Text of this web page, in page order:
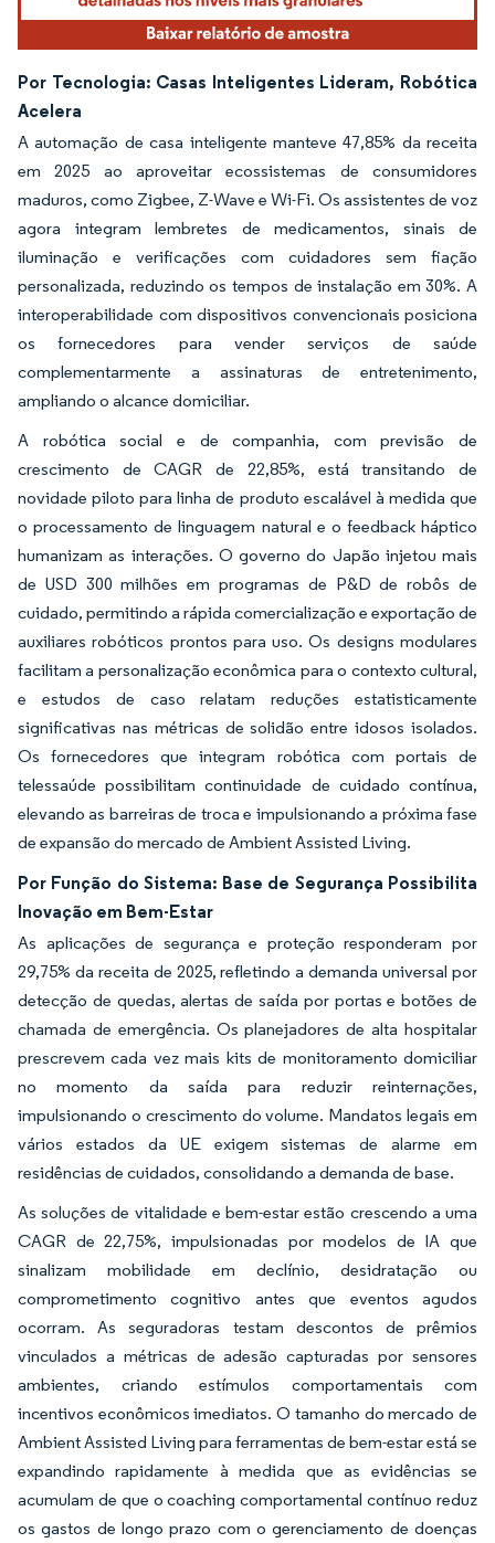
Por Tecnologia: Casas Inteligentes Lideram, Robótica
Acelera
A automação de casa inteligente manteve 47,85% da receita
em 2025 ao aproveitar ecossistemas de consumidores
maduros, como Zigbee, Z-Wave e Wi-Fi. Os assistentes de voz
agora integram lembretes de medicamentos, sinais de
iluminação e verificações com cuidadores sem fiação
personalizada, reduzindo os tempos de instalação em 30%. A
interoperabilidade com dispositivos convencionais posiciona
os fornecedores para vender serviços de saúde
complementarmente a assinaturas de entretenimento,
ampliando o alcance domiciliar.
A robótica social e de companhia, com previsão de
crescimento de CAGR de 22,85%, está transitando de
novidade piloto para linha de produto escalável à medida que
o processamento de linguagem natural e o feedback háptico
humanizam as interações. O governo do Japão injetou mais
de USD 300 milhões em programas de P&D de robôs de
cuidado, permitindo a rápida comercialização e exportação de
auxiliares robóticos prontos para uso. Os designs modulares
facilitam a personalização econômica para o contexto cultural,
e estudos de caso relatam reduções estatisticamente
significativas nas métricas de solidão entre idosos isolados.
Os fornecedores que integram robótica com portais de
telessaúde possibilitam continuidade de cuidado contínua,
elevando as barreiras de troca e impulsionando a próxima fase
de expansão do mercado de Ambient Assisted Living.
Por Função do Sistema: Base de Segurança Possibilita
Inovação em Bem-Estar
As aplicações de segurança e proteção responderam por
29,75% da receita de 2025, refletindo a demanda universal por
detecção de quedas, alertas de saída por portas e botões de
chamada de emergência. Os planejadores de alta hospitalar
prescrevem cada vez mais kits de monitoramento domiciliar
no momento da saída para reduzir reinternações,
impulsionando o crescimento do volume. Mandatos legais em
vários estados da UE exigem sistemas de alarme em
residências de cuidados, consolidando a demanda de base.
As soluções de vitalidade e bem-estar estão crescendo a uma
CAGR de 22,75%, impulsionadas por modelos de IA que
sinalizam mobilidade em declínio, desidratação ou
comprometimento cognitivo antes que eventos agudos
ocorram. As seguradoras testam descontos de prêmios
vinculados a métricas de adesão capturadas por sensores
ambientes, criando estímulos comportamentais com
incentivos econômicos imediatos. O tamanho do mercado de
Ambient Assisted Living para ferramentas de bem-estar está se
expandindo rapidamente à medida que as evidências se
acumulam de que o coaching comportamental contínuo reduz
os gastos de longo prazo com o gerenciamento de doenças